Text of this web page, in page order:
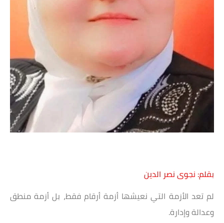
بقلم: نجوى نصر الدين
لم تعد الأزمة التي نعيشها أزمة أرقام فقط، بل أزمة منطق
وعدالة وإدارة.